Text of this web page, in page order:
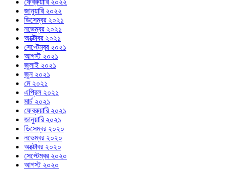
জানুয়ারি ২০২২
ডিসেম্বর ২০২১
নভেম্বর ২০২১
অক্টোবর ২০২১
সেপ্টেম্বর ২০২১
আগস্ট ২০২১
জুলাই ২০২১
জুন ২০২১
মে ২০২১
এপ্রিল ২০২১
মার্চ ২০২১
ফেব্রুয়ারি ২০২১
জানুয়ারি ২০২১
ডিসেম্বর ২০২০
নভেম্বর ২০২০
অক্টোবর ২০২০
সেপ্টেম্বর ২০২০
আগস্ট ২০২০